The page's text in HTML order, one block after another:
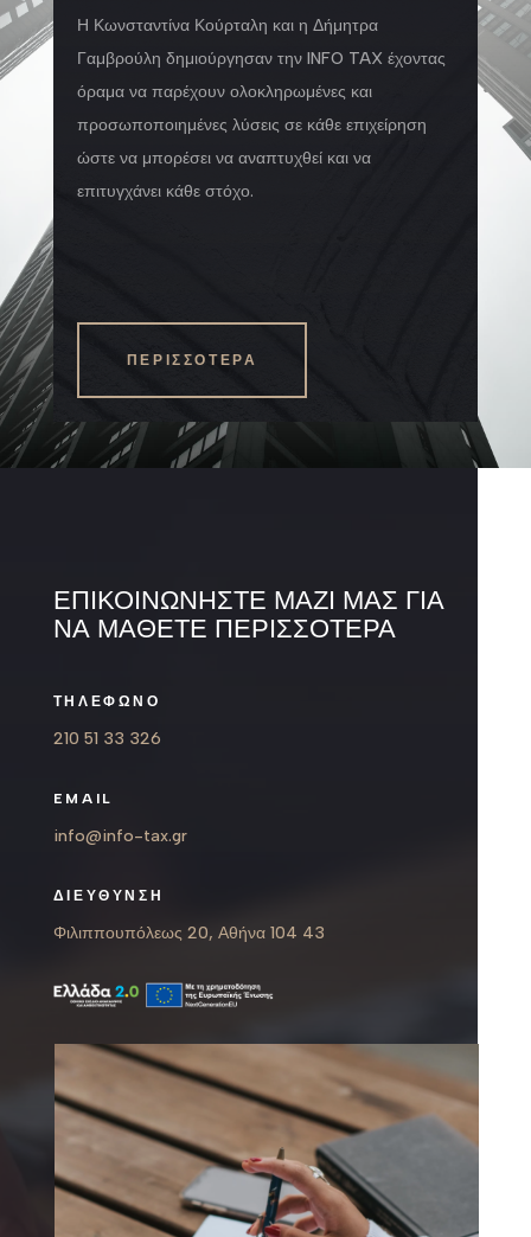
Η Κωνσταντίνα Κούρταλη και η Δήμητρα
Γαμβρούλη δημιούργησαν την INFO TAX έχοντας
όραμα να παρέχουν ολοκληρωμένες και
προσωποποιημένες λύσεις σε κάθε επιχείρηση
ώστε να μπορέσει να αναπτυχθεί και να
επιτυγχάνει κάθε στόχο.
ΠΕΡΙΣΣΟΤΕΡΑ
ΕΠΙΚΟΙΝΩΝΗΣΤΕ ΜΑΖΙ ΜΑΣ ΓΙΑ
ΝΑ ΜΑΘΕΤΕ ΠΕΡΙΣΣΟΤΕΡΑ
ΤΗΛΕΦΩΝΟ
210 51 33 326
EMAIL
info@info-tax.gr
ΔΙΕΥΘΥΝΣΗ
Φιλιππουπόλεως 20, Αθήνα 104 43